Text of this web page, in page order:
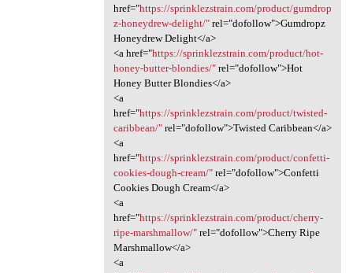
href="https://sprinklezstrain.com/product/gumdrop
z-honeydrew-delight/"rel="dofollow">Gumdropz
Honeydrew Delight</a>
<a href="https://sprinklezstrain.com/product/hot-
honey-butter-blondies/"rel="dofollow">Hot
Honey Butter Blondies</a>
<a
href="https://sprinklezstrain.com/product/twisted-
caribbean/"rel="dofollow">Twisted Caribbean</a>
<a
href="https://sprinklezstrain.com/product/confetti-
cookies-dough-cream/"rel="dofollow">Confetti
Cookies Dough Cream</a>
<a
href="https://sprinklezstrain.com/product/cherry-
ripe-marshmallow/"rel="dofollow">Cherry Ripe
Marshmallow</a>
<a